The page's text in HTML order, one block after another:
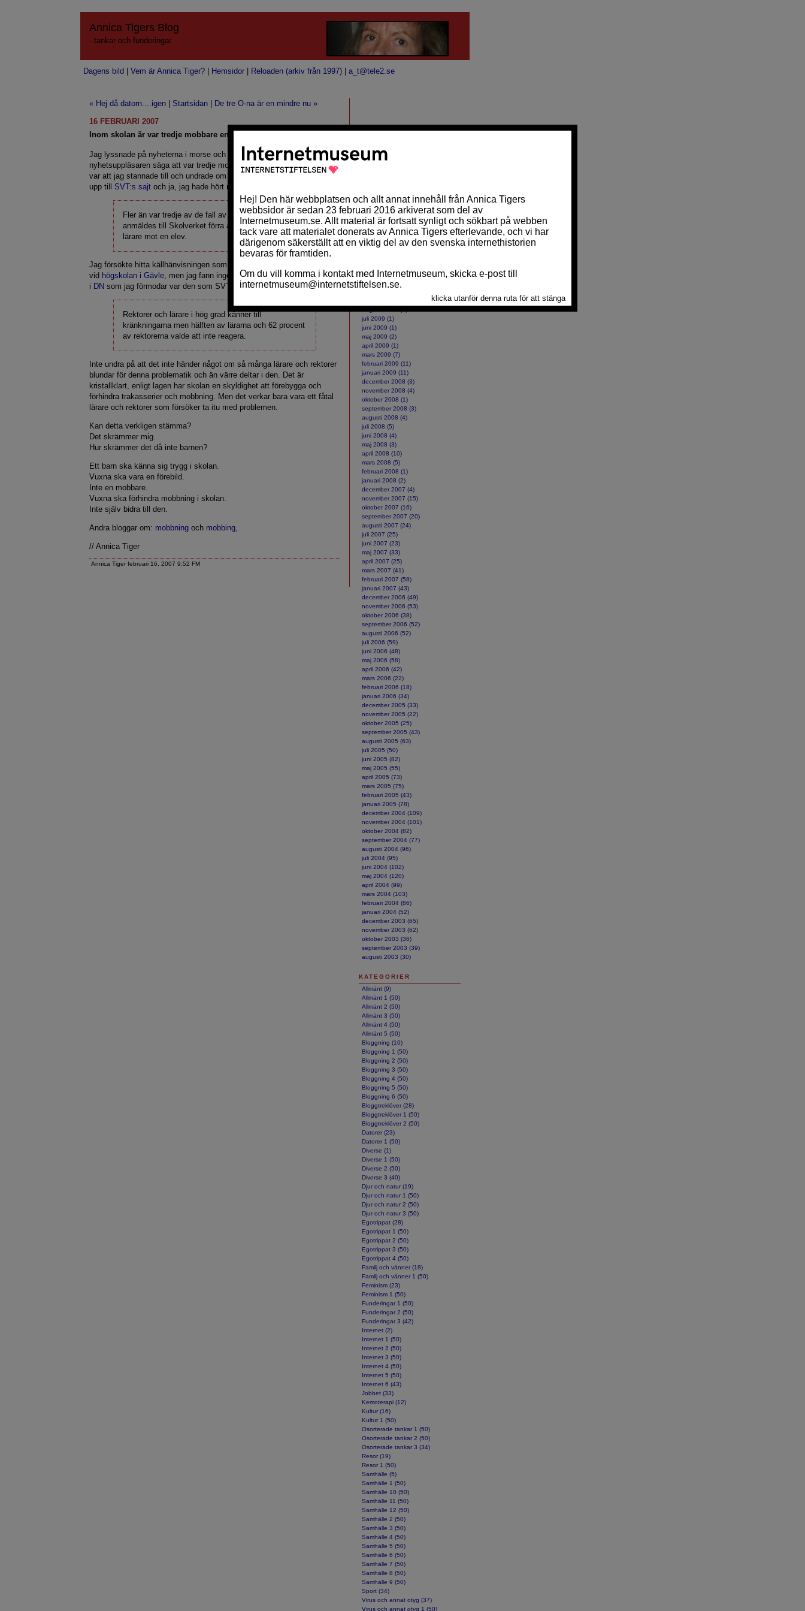
Annica Tigers Blog
- tankar och funderingar
Dagens bild |Vem är Annica Tiger? Hemsidor Reloaden (arkiv från 1997) |a_t@tele2.se
« Hej då datorn....igen Startsidan
De tre O-na är en mindre nu »
16 FEBRUARI 2007
Inom skolan är var tredje mobbare en lärare?
Jag lyssnade på nyheterna i morse och hajade till när jag hörde
nyhetsuppläsaren säga att var tredje mobbare är en lärare. Min reaktion
var att jag stannade till och undrade om jag hade hört rätt. Jag surfade
upp till SVT:s sajt och ja, jag hade hört rätt.
Fler än var tredje av de fall av mobbning som
anmäldes till Skolverket förra året utfördes av en
lärare mot en elev.
Jag försökte hitta källhänvisningen som är en genomgång av forskare
vid högskolan i Gävle, men jag fann inget där. Men jag hittadeen artikel
i DN som jag förmodar var den som SVT hänvisar till.
Rektorer och lärare i hög grad känner till
kränkningarna men hälften av lärarna och 62 procent
av rektorerna valde att inte reagera.
Inte undra på att det inte händer något om så många lärare och rektorer
blundar för denna problematik och än värre deltar i den. Det är
kristallklart, enligt lagen har skolan en skyldighet att förebygga och
förhindra trakasserier och mobbning. Men det verkar bara vara ett fåtal
lärare och rektorer som försöker ta itu med problemen.
Kan detta verkligen stämma?
Det skrämmer mig.
Hur skrämmer det då inte barnen?
Ett barn ska känna sig trygg i skolan.
Vuxna ska vara en förebild.
Inte en mobbare.
Vuxna ska förhindra mobbning i skolan.
Inte själv bidra till den.
Andra bloggar om: mobbning och mobbing,
// Annica Tiger
Annica Tiger februari 16, 2007 9:52 FM
september 2010 (10)
augusti 2010 (2)
juli 2010 (1)
maj 2010 (1)
april 2010 (5)
mars 2010 (11)
december 2009 (8)
november 2009 (5)
juli 2009 (1)
juni 2009 (1)
maj 2009 (2)
april 2009 (1)
mars 2009 (7)
februari 2009 (11)
januari 2009 (11)
december 2008 (3)
november 2008 (4)
oktober 2008 (1)
september 2008 (3)
augusti 2008 (4)
juli 2008 (5)
juni 2008 (4)
maj 2008 (3)
april 2008 (10)
mars 2008 (5)
februari 2008 (1)
januari 2008 (2)
december 2007 (4)
november 2007 (15)
oktober 2007 (16)
september 2007 (20)
augusti 2007 (24)
juli 2007 (25)
juni 2007 (23)
maj 2007 (33)
april 2007 (25)
mars 2007 (41)
februari 2007 (58)
januari 2007 (43)
december 2006 (49)
november 2006 (53)
oktober 2006 (38)
september 2006 (52)
augusti 2006 (52)
juli 2006 (59)
juni 2006 (48)
maj 2006 (58)
april 2006 (42)
mars 2006 (22)
februari 2006 (18)
januari 2006 (34)
december 2005 (33)
november 2005 (22)
oktober 2005 (25)
september 2005 (43)
augusti 2005 (63)
juli 2005 (50)
juni 2005 (82)
maj 2005 (55)
april 2005 (73)
mars 2005 (75)
februari 2005 (43)
januari 2005 (78)
december 2004 (109)
november 2004 (101)
oktober 2004 (82)
september 2004 (77)
augusti 2004 (96)
juli 2004 (95)
juni 2004 (102)
maj 2004 (120)
april 2004 (99)
mars 2004 (103)
februari 2004 (86)
januari 2004 (52)
december 2003 (65)
november 2003 (62)
oktober 2003 (36)
september 2003 (39)
augusti 2003 (30)
KATEGORIER
Allmänt (9)
Allmänt 1 (50)
Allmänt 2 (50)
Allmänt 3 (50)
Allmänt 4 (50)
Allmänt 5 (50)
Bloggning (10)
Bloggning 1 (50)
Bloggning 2 (50)
Bloggning 3 (50)
Bloggning 4 (50)
Bloggning 5 (50)
Bloggning 6 (50)
Bloggtreklöver (28)
Bloggtreklöver 1 (50)
Bloggtreklöver 2 (50)
Datorer (23)
Datorer 1 (50)
Diverse (1)
Diverse 1 (50)
Diverse 2 (50)
Diverse 3 (40)
Djur och natur (19)
Djur och natur 1 (50)
Djur och natur 2 (50)
Djur och natur 3 (50)
Egotrippat (28)
Egotrippat 1 (50)
Egotrippat 2 (50)
Egotrippat 3 (50)
Egotrippat 4 (50)
Familj och vänner (18)
Familj och vänner 1 (50)
Feminism (23)
Feminism 1 (50)
Funderingar 1 (50)
Funderingar 2 (50)
Funderingar 3 (42)
Internet (2)
Internet 1 (50)
Internet 2 (50)
Internet 3 (50)
Internet 4 (50)
Internet 5 (50)
Internet 6 (43)
Jobbet (33)
Kemoterapi (12)
Kultur (16)
Kultur 1 (50)
Osorterade tankar 1 (50)
Osorterade tankar 2 (50)
Osorterade tankar 3 (34)
Resor (19)
Resor 1 (50)
Samhälle (5)
Samhälle 1 (50)
Samhälle 10 (50)
Samhälle 11 (50)
Samhälle 12 (50)
Samhälle 2 (50)
Samhälle 3 (50)
Samhälle 4 (50)
Samhälle 5 (50)
Samhälle 6 (50)
Samhälle 7 (50)
Samhälle 8 (50)
Samhälle 9 (50)
Sport (34)
Virus och annat otyg (37)
Virus och annat otyg 1 (50)